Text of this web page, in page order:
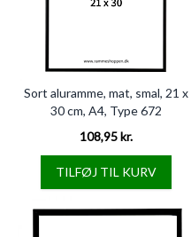
Sort aluramme, mat, smal, 21 x
30 cm, A4, Type 672
108,95 kr.
TILFØJ TIL KURV